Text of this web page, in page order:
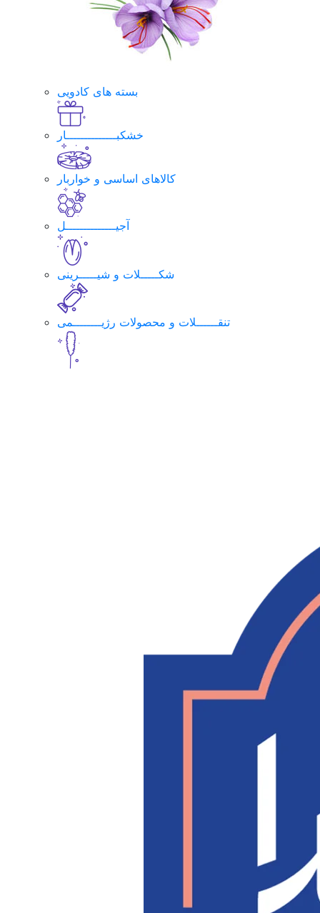
بسته های کادویی
خشکبــــــــــــــار
کالاهای اساسی و خواربار
آجیــــــــــــــل
شکـــــلات و شیـــــرینی
تنقــــــلات و محصولات رژیــــــــمی